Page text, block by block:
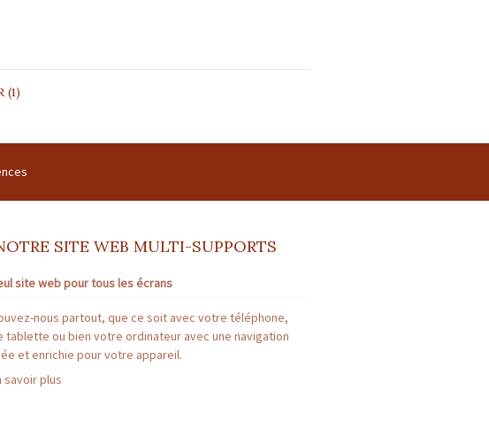
(1)
SITE WEB MULTI-SUPPORTS
site web pour tous les écrans
nous partout, que ce soit avec votre téléphone,
tablette ou bien votre ordinateur avec une navigation
et enrichie pour votre appareil.
savoir plus